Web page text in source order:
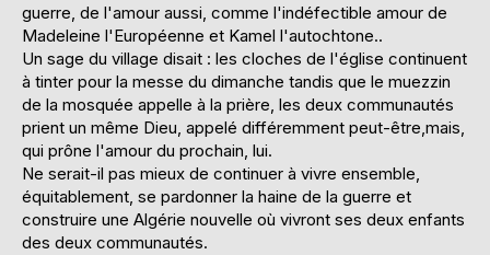
guerre, de l'amour aussi, comme l'indéfectible amour de
Madeleine l'Européenne et Kamel l'autochtone..
Un sage du village disait : les cloches de l'église continuent
à tinter pour la messe du dimanche tandis que le muezzin
de la mosquée appelle à la prière, les deux communautés
prient un même Dieu, appelé différemment peut-être,mais,
qui prône l'amour du prochain, lui.
Ne serait-il pas mieux de continuer à vivre ensemble,
équitablement, se pardonner la haine de la guerre et
construire une Algérie nouvelle où vivront ses deux enfants
des deux communautés.